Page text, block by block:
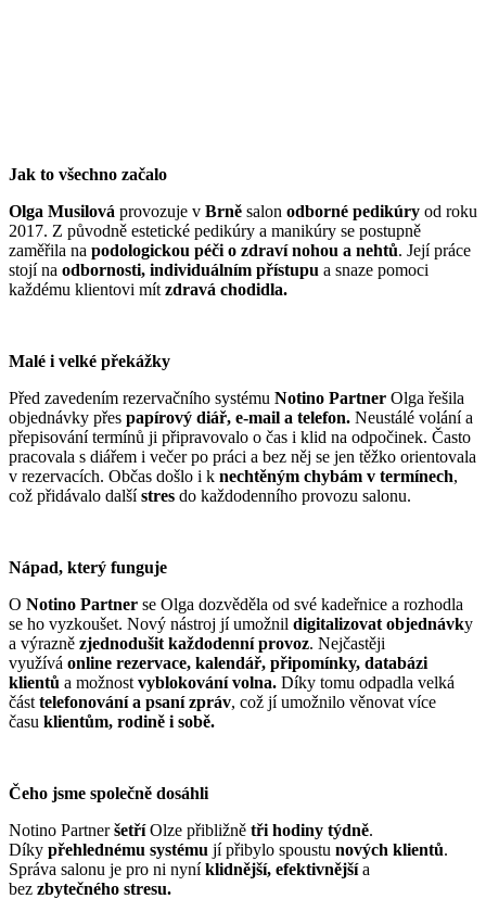
Jak to všechno začalo
Olga Musilová provozuje v Brně salon odborné pedikúry od roku
2017. Z původně estetické pedikúry a manikúry se postupně
zaměřila na podologickou péči o zdraví nohou a nehtů. Její práce
stojí na odbornosti, individuálním přístupu a snaze pomoci
každému klientovi mít zdravá chodidla.
Malé i velké překážky
Před zavedením rezervačního systému Notino Partner Olga řešila
objednávky přes papírový diář, e-mail a telefon. Neustálé volání a
přepisování termínů ji připravovalo o čas i klid na odpočinek. Často
pracovala s diářem i večer po práci a bez něj se jen těžko orientovala
v rezervacích. Občas došlo i k nechtěným chybám v termínech,
což přidávalo dalšístres do každodenního provozu salonu.
Nápad, který funguje
O Notino Partner se Olga dozvěděla od své kadeřnice a rozhodla
se ho vyzkoušet. Nový nástroj jí umožnil digitalizovat objednávky
a výrazně zjednodušit každodenní provoz. Nejčastěji
využívá online rezervace, kalendář, připomínky, databázi
klientů a možnost vyblokování volna. Díky tomu odpadla velká
část telefonování a psaní zpráv, což jí umožnilo věnovat více
času klientům, rodině i sobě.
Čeho jsme společně dosáhli
Notino PartneršetříOlze přibližně tři hodiny týdně.
Díky přehlednému systému jí přibylo spoustu nových klientů.
Správa salonu je pro ni nyníklidnější, efektivnějšía
bez zbytečného stresu.